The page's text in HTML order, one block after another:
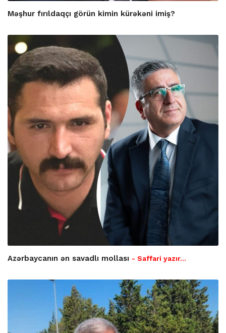
Məşhur fırıldaqçı görün kimin kürəkəni imiş?
Azərbaycanın ən savadlı mollası - Saffari yazır…